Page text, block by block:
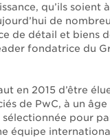
qu’ils soient
de
de détail et biens
fondatrice du
en 2015 d’être
de PwC, à un
pour
équipe